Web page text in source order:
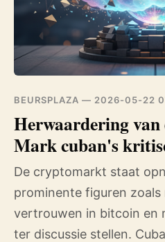
BEURSPLAZA — 2026-05-22
Herwaardering
Mark cuban's
De cryptomarkt staat
prominente figuren zoals
vertrouwen in bitcoin en
ter discussie stellen.